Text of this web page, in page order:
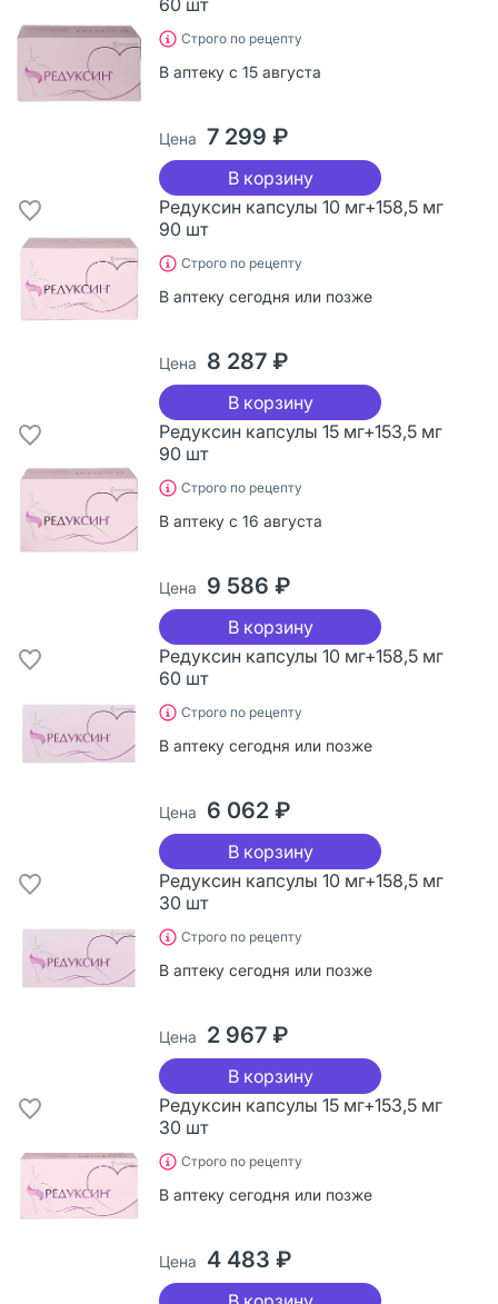
Строго по рецепту
В аптеку с 15 августа
Цена 7 299 ₽
В корзину
Редуксин капсулы 10 мг+158,5 мг
90 шт
Строго по рецепту
В аптеку сегодня или позже
Цена 8 287 ₽
В корзину
Редуксин капсулы 15 мг+153,5 мг
90 шт
Строго по рецепту
В аптеку с 16 августа
Цена 9 586 ₽
В корзину
Редуксин капсулы 10 мг+158,5 мг
60 шт
Строго по рецепту
В аптеку сегодня или позже
Цена 6 062 ₽
В корзину
Редуксин капсулы 10 мг+158,5 мг
30 шт
Строго по рецепту
В аптеку сегодня или позже
Цена 2 967 ₽
В корзину
Редуксин капсулы 15 мг+153,5 мг
30 шт
Строго по рецепту
В аптеку сегодня или позже
Цена 4 483 ₽